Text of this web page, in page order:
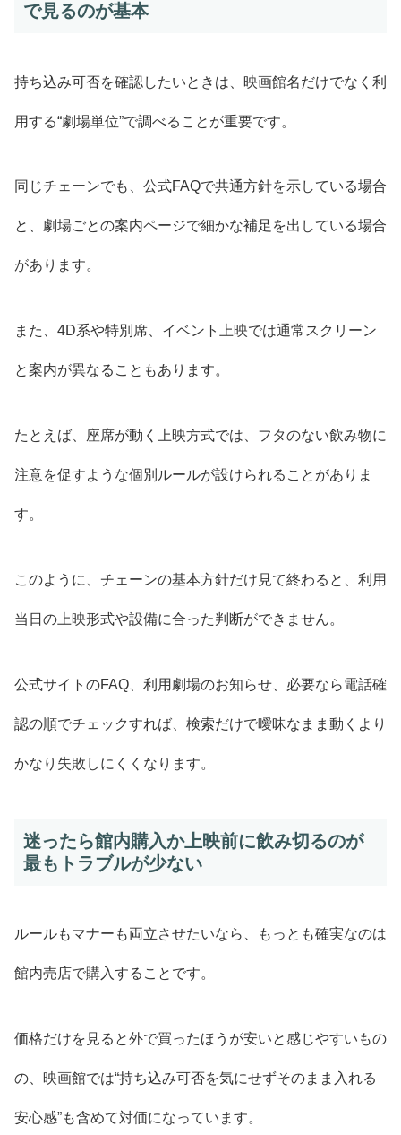
で見るのが基本
持ち込み可否を確認したいときは、映画館名だけでなく利
用する“劇場単位”で調べることが重要です。
同じチェーンでも、公式FAQで共通方針を示している場合
と、劇場ごとの案内ページで細かな補足を出している場合
があります。
また、4D系や特別席、イベント上映では通常スクリーン
と案内が異なることもあります。
たとえば、座席が動く上映方式では、フタのない飲み物に
注意を促すような個別ルールが設けられることがありま
す。
このように、チェーンの基本方針だけ見て終わると、利用
当日の上映形式や設備に合った判断ができません。
公式サイトのFAQ、利用劇場のお知らせ、必要なら電話確
認の順でチェックすれば、検索だけで曖昧なまま動くより
かなり失敗しにくくなります。
迷ったら館内購入か上映前に飲み切るのが
最もトラブルが少ない
ルールもマナーも両立させたいなら、もっとも確実なのは
館内売店で購入することです。
価格だけを見ると外で買ったほうが安いと感じやすいもの
の、映画館では“持ち込み可否を気にせずそのまま入れる
安心感”も含めて対価になっています。